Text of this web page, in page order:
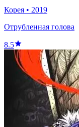
Корея • 2019
Отрубленная голова
8.5